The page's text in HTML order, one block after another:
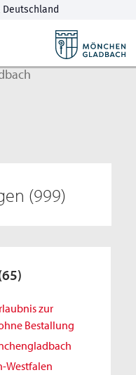
(999)
zur
Bestallung
Westfalen